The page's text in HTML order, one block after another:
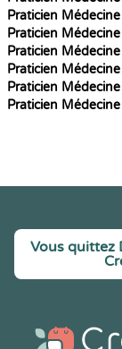
Praticien
Praticien
Praticien
Praticien
Praticien
Praticien
Vous quittez